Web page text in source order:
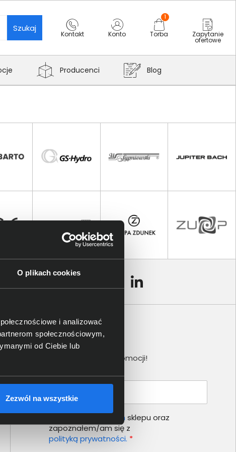
O plikach cookies
i analizować
społecznościowym,
od Ciebie lub
Zezwól na wszystkie
Szukaj
Kontakt Konto
1
Torba Zapytanie
ofertowe
Producenci Blog
Newsletter
Nie przegap żadnej promocji!
regulamin sklepu oraz
zapoznałem/am się z
polityką prywatności. *